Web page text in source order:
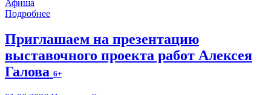
Афиша
Подробнее
Приглашаем на презентацию
выставочного проекта работ Алексея
Галова 6+